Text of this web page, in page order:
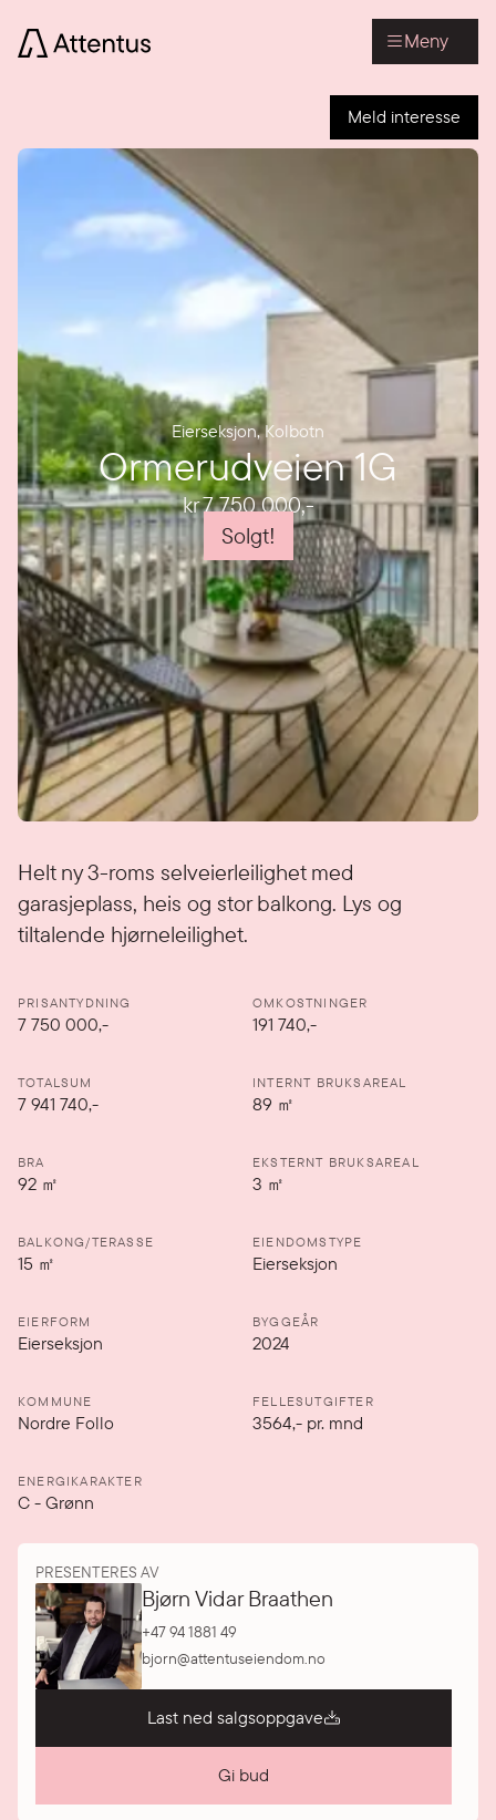
Meny
Meld interesse
Eierseksjon,Kolbotn
Ormerudveien 1G
kr 7 750 000,-
Solgt!
Helt ny 3-roms selveierleilighet med
garasjeplass, heis og stor balkong. Lys og
tiltalende hjørneleilighet.
Detaljer
PRISANTYDNING
7 750 000,-
OMKOSTNINGER
191 740,-
TOTALSUM
7 941 740,-
INTERNT BRUKSAREAL
89 ㎡
BRA
92 ㎡
EKSTERNT BRUKSAREAL
3 ㎡
BALKONG/TERASSE
15 ㎡
EIENDOMSTYPE
Eierseksjon
EIERFORM
Eierseksjon
BYGGEÅR
2024
KOMMUNE
Nordre Follo
FELLESUTGIFTER
3564,- pr. mnd
ENERGIKARAKTER
C-Grønn
PRESENTERES AV
Bjørn Vidar Braathen
+47 94 1881 49
bjorn@attentuseiendom.no
Last ned salgsoppgave
Gi bud